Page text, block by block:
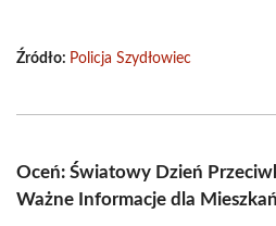
Źródło: Policja Szydłowiec
Oceń: Światowy Dzień
Ważne Informacje dla